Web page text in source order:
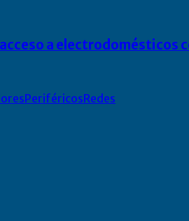
a electrodomésticos
PeriféricosRedes